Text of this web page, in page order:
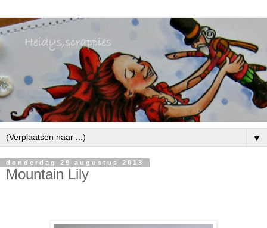
▼
donderdag 29 augustus 2013
Mountain Lily